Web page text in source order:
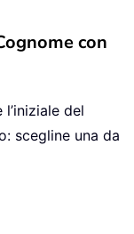
con
del
scegline una da